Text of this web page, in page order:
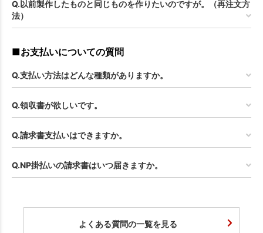
Q.以前製作したものと同じものを作りたいのですが。（再注文方
法）
■お支払いについての質問
Q.支払い方法はどんな種類がありますか。
Q.領収書が欲しいです。
Q.請求書支払いはできますか。
Q.NP掛払いの請求書はいつ届きますか。
よくある質問の一覧を見る